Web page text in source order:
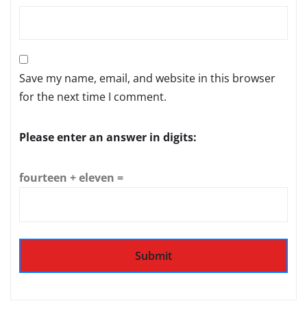
Save my name, email, and website in this browser
for the next time I comment.
Please enter an answer in digits:
fourteen + eleven =